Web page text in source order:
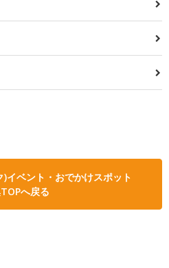
イベント・おでかけスポット
へ戻る